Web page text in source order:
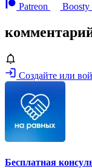
Patreon
Boosty
Создайте или
Бесплатная